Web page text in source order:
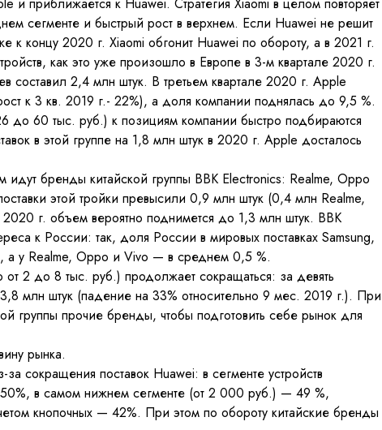
сегменте и быстрый рост в верхнем. Если Huawei не решит
концу 2020 г. Xiaomi обгонит Huawei по обороту, а в 2021 г.
как это уже произошло в Европе в 3-м квартале 2020 г.
составил 2,4 млн штук. В третьем квартале 2020 г. Apple
к 3 кв. 2019 г.- 22%), а доля компании поднялась до 9,5 %.
до 60 тыс. руб.) к позициям компании быстро подбираются
в этой группе на 1,8 млн штук в 2020 г. Apple досталось
бренды китайской группы BBK Electronics: Realme, Oppo
этой тройки превысили 0,9 млн штук (0,4 млн Realme,
г. объем вероятно поднимется до 1,3 млн штук. BBK
к России: так, доля России в мировых поставках Samsung,
а у Realme, Oppo и Vivo — в среднем 0,5 %.
2 до 8 тыс. руб.) продолжает сокращаться: за девять
млн штук (падение на 33% относительно 9 мес. 2019 г.). При
группы прочие бренды, чтобы подготовить себе рынок для
рынка.
сокращения поставок Huawei: в сегменте устройств
50%, в самом нижнем сегменте (от 2 000 руб.) — 49 %,
кнопочных — 42%. При этом по обороту китайские бренды